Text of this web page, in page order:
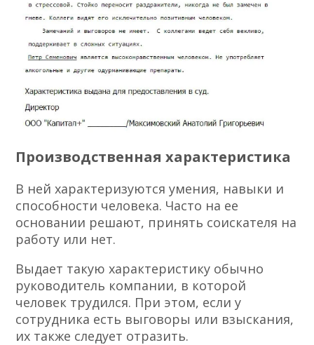
Производственная характеристика
В ней характеризуются умения, навыки и
способности человека. Часто на ее
основании решают, принять соискателя на
работу или нет.
Выдает такую характеристику обычно
руководитель компании, в которой
человек трудился. При этом, если у
сотрудника есть выговоры или взыскания,
их также следует отразить.